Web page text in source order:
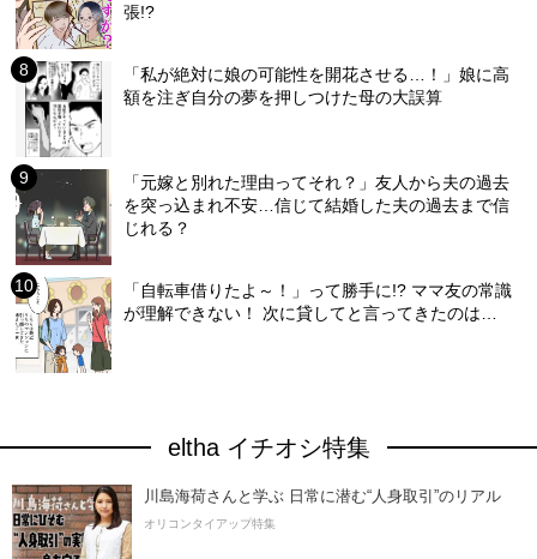
張!?
「私が絶対に娘の可能性を開花させる…！」娘に高
額を注ぎ自分の夢を押しつけた母の大誤算
「元嫁と別れた理由ってそれ？」友人から夫の過去
を突っ込まれ不安…信じて結婚した夫の過去まで信
じれる？
「自転車借りたよ～！」って勝手に!? ママ友の常識
が理解できない！ 次に貸してと言ってきたのは…
eltha イチオシ特集
川島海荷さんと学ぶ 日常に潜む“人身取引”のリアル
オリコンタイアップ特集